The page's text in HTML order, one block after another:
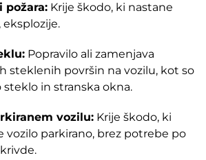
požara: Krije škodo, ki nastane
eksplozije.
Popravilo ali zamenjava
steklenih površin na vozilu, kot so
in stranska okna.
vozilu: Krije škodo, ki
vozilo parkirano, brez potrebe po